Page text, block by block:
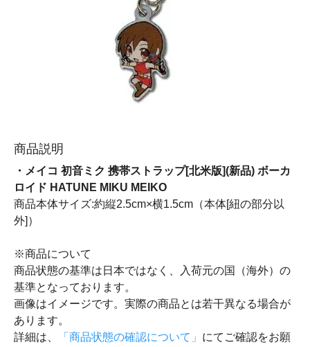
商品説明
・メイコ 初音ミク 携帯ストラップ[北米版](新品) ボーカ
ロイド HATUNE MIKU MEIKO
商品本体サイズ:約縦2.5cm×横1.5cm（本体[紐の部分以
外]）
※商品について
商品状態の基準は日本ではなく、入荷元の国（海外）の
基準となっております。
画像はイメージです。実際の商品とは若干異なる場合が
あります。
詳細は、
「商品状態の確認について」 にてご確認をお願